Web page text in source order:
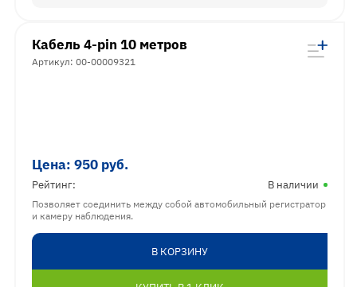
Кабель 4-pin 10 метров
Артикул: 00-00009321
Цена: 950 руб.
Рейтинг: В наличии
Позволяет соединить между собой автомобильный регистратор
и камеру наблюдения.
В КОРЗИНУ